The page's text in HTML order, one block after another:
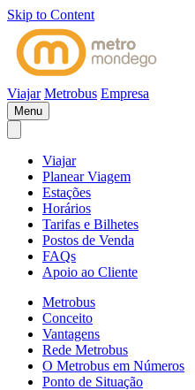
Skip to Content
Viajar Metrobus Empresa
Menu
Viajar
Planear Viagem
Estações
Horários
Tarifas e Bilhetes
Postos de Venda
FAQs
Apoio ao Cliente
Metrobus
Conceito
Vantagens
Rede Metrobus
O Metrobus em Números
Ponto de Situação